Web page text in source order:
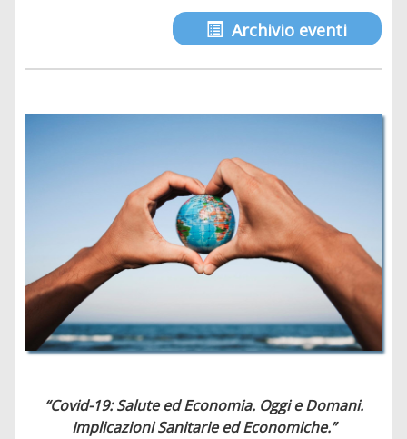
Archivio eventi
“Covid-19: Salute ed Economia. Oggi e Domani.
Implicazioni Sanitarie ed Economiche.”